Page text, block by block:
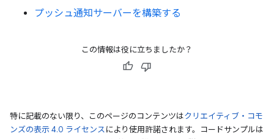
プッシュ通知サーバーを構築する
この情報は役に立ちましたか？
特に記載のない限り、このページのコンテンツはクリエイティブ・コモ
ンズの表示 4.0 ライセンスにより使用許諾されます。コードサンプルは